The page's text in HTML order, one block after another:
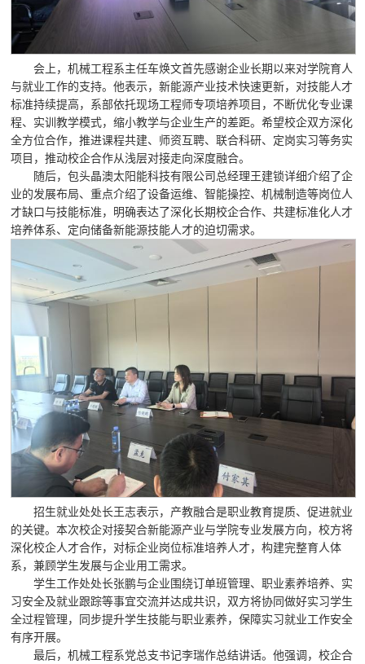
会上，机械工程系主任车焕文首先感谢企业长期以来对学院育人
与就业工作的支持。他表示，新能源产业技术快速更新，对技能人才
标准持续提高，系部依托现场工程师专项培养项目，不断优化专业课
程、实训教学模式，缩小教学与企业生产的差距。希望校企双方深化
全方位合作，推进课程共建、师资互聘、联合科研、定岗实习等务实
项目，推动校企合作从浅层对接走向深度融合。
随后，包头晶澳太阳能科技有限公司总经理王建锁详细介绍了企
业的发展布局、重点介绍了设备运维、智能操控、机械制造等岗位人
才缺口与技能标准，明确表达了深化长期校企合作、共建标准化人才
培养体系、定向储备新能源技能人才的迫切需求。
招生就业处处长王志表示，产教融合是职业教育提质、促进就业
的关键。本次校企对接契合新能源产业与学院专业发展方向，校方将
深化校企人才合作，对标企业岗位标准培养人才，构建完整育人体
系，兼顾学生发展与企业用工需求。
学生工作处处长张鹏与企业围绕订单班管理、职业素养培养、实
习安全及就业跟踪等事宜交流并达成共识，双方将协同做好实习学生
全过程管理，同步提升学生技能与职业素养，保障实习就业工作安全
有序开展。
最后，机械工程系党总支书记李瑞作总结讲话。他强调，校企合